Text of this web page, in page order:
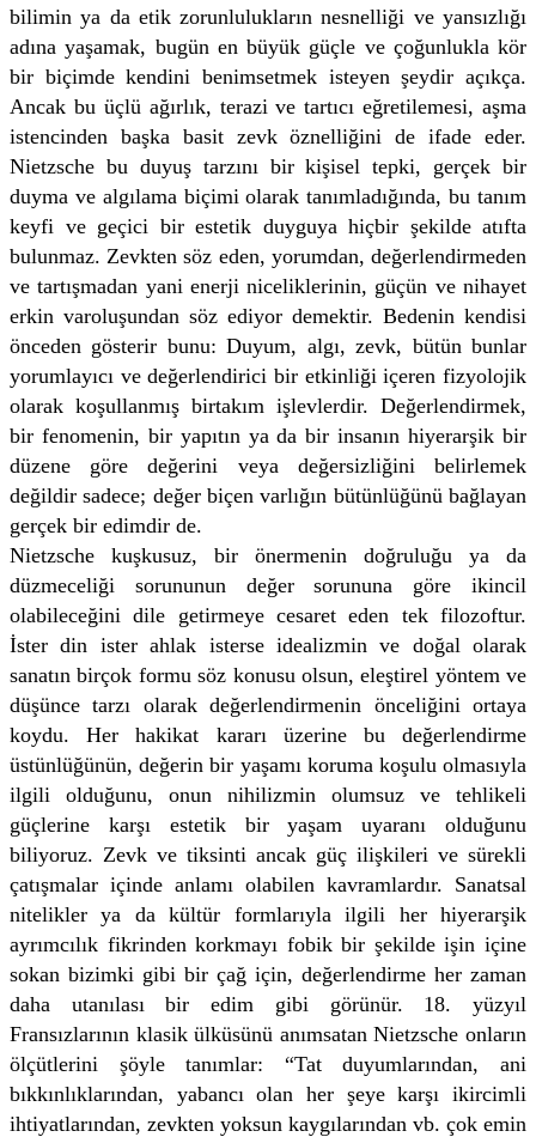
bilimin ya da etik zorunlulukların nesnelliği ve yansızlığı
adına yaşamak, bugün en büyük güçle ve çoğunlukla kör
bir biçimde kendini benimsetmek isteyen şeydir açıkça.
Ancak bu üçlü ağırlık, terazi ve tartıcı eğretilemesi, aşma
istencinden başka basit zevk öznelliğini de ifade eder.
Nietzsche bu duyuş tarzını bir kişisel tepki, gerçek bir
duyma ve algılama biçimi olarak tanımladığında, bu tanım
keyfi ve geçici bir estetik duyguya hiçbir şekilde atıfta
bulunmaz. Zevkten söz eden, yorumdan, değerlendirmeden
ve tartışmadan yani enerji niceliklerinin, güçün ve nihayet
erkin varoluşundan söz ediyor demektir. Bedenin kendisi
önceden gösterir bunu: Duyum, algı, zevk, bütün bunlar
yorumlayıcı ve değerlendirici bir etkinliği içeren fizyolojik
olarak koşullanmış birtakım işlevlerdir. Değerlendirmek,
bir fenomenin, bir yapıtın ya da bir insanın hiyerarşik bir
düzene göre değerini veya değersizliğini belirlemek
değildir sadece; değer biçen varlığın bütünlüğünü bağlayan
gerçek bir edimdir de.
Nietzsche kuşkusuz, bir önermenin doğruluğu ya da
düzmeceliği sorununun değer sorununa göre ikincil
olabileceğini dile getirmeye cesaret eden tek filozoftur.
İster din ister ahlak isterse idealizmin ve doğal olarak
sanatın birçok formu söz konusu olsun, eleştirel yöntem ve
düşünce tarzı olarak değerlendirmenin önceliğini ortaya
koydu. Her hakikat kararı üzerine bu değerlendirme
üstünlüğünün, değerin bir yaşamı koruma koşulu olmasıyla
ilgili olduğunu, onun nihilizmin olumsuz ve tehlikeli
güçlerine karşı estetik bir yaşam uyaranı olduğunu
biliyoruz. Zevk ve tiksinti ancak güç ilişkileri ve sürekli
çatışmalar içinde anlamı olabilen kavramlardır. Sanatsal
nitelikler ya da kültür formlarıyla ilgili her hiyerarşik
ayrımcılık fikrinden korkmayı fobik bir şekilde işin içine
sokan bizimki gibi bir çağ için, değerlendirme her zaman
daha utanılası bir edim gibi görünür. 18. yüzyıl
Fransızlarının klasik ülküsünü anımsatan Nietzsche onların
ölçütlerini şöyle tanımlar: “Tat duyumlarından, ani
bıkkınlıklarından, yabancı olan her şeye karşı ikircimli
ihtiyatlarından, zevkten yoksun kaygılarından vb. çok emin